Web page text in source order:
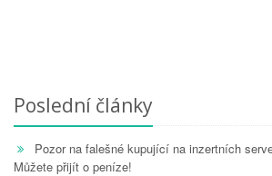
Poslední články
Pozor na falešné kupující na inzertních
Můžete přijít o peníze!